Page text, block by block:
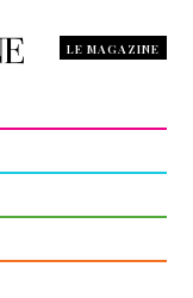
LE MAGAZINE